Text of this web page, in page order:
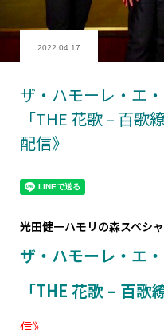
2022.04.17
ザ・ハモーレ・エ
「THE 花歌 – 百
配信》
光田健一ハモリの森スペシ
ザ・ハモーレ・エ
「THE 花歌 – 百歌